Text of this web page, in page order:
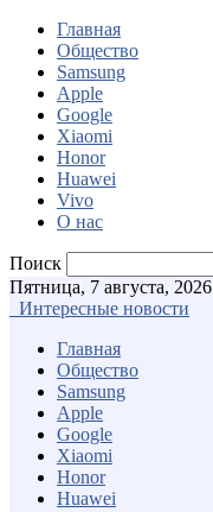
Главная
Общество
Samsung
Apple
Google
Xiaomi
Honor
Huawei
Vivo
О нас
Поиск
Пятница, 7 августа, 2026
Интересные новости
Главная
Общество
Samsung
Apple
Google
Xiaomi
Honor
Huawei